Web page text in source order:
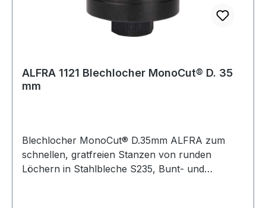
ALFRA 1121 Blechlocher MonoCut® D. 35
mm
Blechlocher MonoCut® D.35mm ALFRA zum
schnellen, gratfreien Stanzen von runden
Löchern in Stahlbleche S235, Bunt- und